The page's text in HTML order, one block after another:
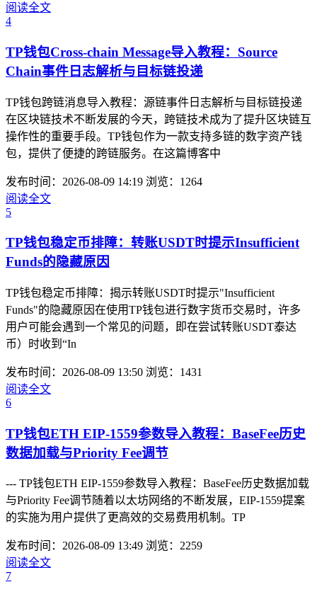
阅读全文
4
TP钱包Cross-chain Message导入教程：Source
Chain事件日志解析与目标链投递
TP钱包跨链消息导入教程：源链事件日志解析与目标链投递
在区块链技术不断发展的今天，跨链技术成为了提升区块链互
操作性的重要手段。TP钱包作为一款支持多链的数字资产钱
包，提供了便捷的跨链服务。在这篇博客中
发布时间：2026-08-09 14:19 浏览：1264
阅读全文
5
TP钱包稳定币排障：转账USDT时提示Insufficient
Funds的隐藏原因
TP钱包稳定币排障：揭示转账USDT时提示"Insufficient
Funds"的隐藏原因在使用TP钱包进行数字货币交易时，许多
用户可能会遇到一个常见的问题，即在尝试转账USDT泰达
币）时收到“In
发布时间：2026-08-09 13:50 浏览：1431
阅读全文
6
TP钱包ETH EIP-1559参数导入教程：BaseFee历史
数据加载与Priority Fee调节
--- TP钱包ETH EIP-1559参数导入教程：BaseFee历史数据加载
与Priority Fee调节随着以太坊网络的不断发展，EIP-1559提案
的实施为用户提供了更高效的交易费用机制。TP
发布时间：2026-08-09 13:49 浏览：2259
阅读全文
7